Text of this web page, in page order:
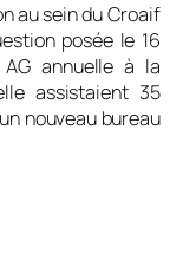
au sein du Croaif
posée le 16
annuelle à la
assistaient 35
nouveau bureau